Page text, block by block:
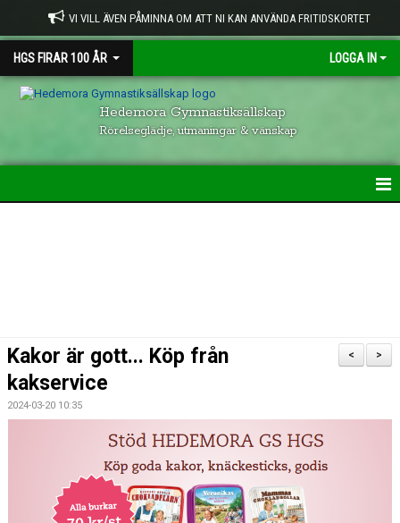
VI VILL ÄVEN PÅMINNA OM ATT NI KAN ANVÄNDA FRITIDSKORTET
HGS FIRAR 100 ÅR LOGGA IN
Hedemora Gymnastiksällskap
Rörelseglädje, utmaningar & vänskap
VISION & UPPFÖRANDE
AVGIFTER & DATUM
>
<
Kakor är gott... Köp från
kakservice
2024-03-20 10:35